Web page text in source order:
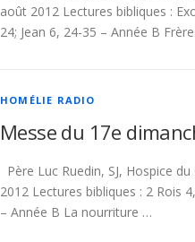
août 2012 Lectures bibliques :
24; Jean 6, 24-35 – Année B
HOMÉLIE RADIO
Messe du 17e
Père Luc Ruedin, SJ, Hospice
2012 Lectures bibliques : 2 Rois
– Année B La nourriture …